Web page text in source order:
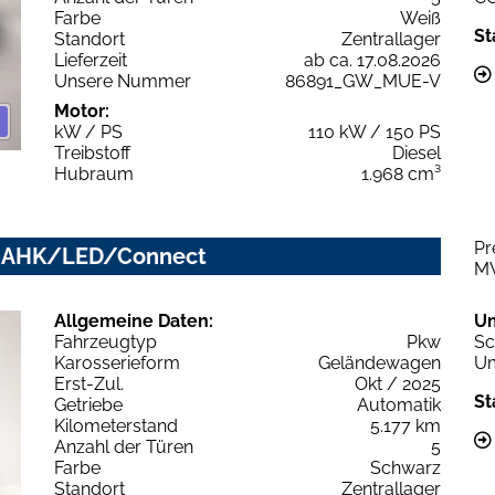
Farbe
Weiß
Standort
Zentrallager
Lieferzeit
ab ca. 17.08.2026
Unsere Nummer
86891_GW_MUE-V
Motor:
kW / PS
110 kW / 150 PS
Treibstoff
Diesel
Hubraum
1.968 cm³
AHK/LED/Connect
Allgemeine Daten:
Fahrzeugtyp
Pkw
Karosserieform
Geländewagen
Erst-Zul.
Okt / 2025
Getriebe
Automatik
Kilometerstand
5.177 km
Anzahl der Türen
5
Farbe
Schwarz
Standort
Zentrallager